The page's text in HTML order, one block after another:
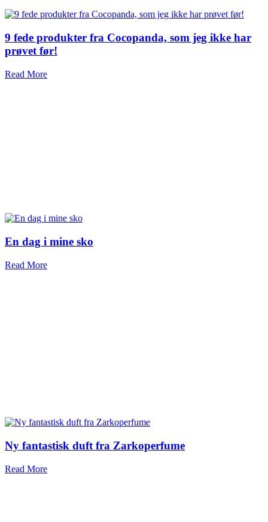
9 fede produkter fra Cocopanda, som jeg ikke har
prøvet før!
Read More
En dag i mine sko
Read More
Ny fantastisk duft fra Zarkoperfume
Read More